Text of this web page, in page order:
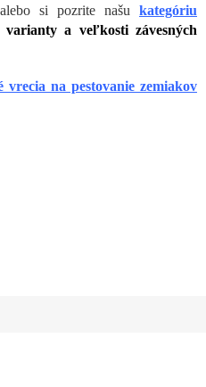
alebo si pozrite našu kategóriu
varianty a veľkosti závesných
vrecia na pestovanie zemiakov